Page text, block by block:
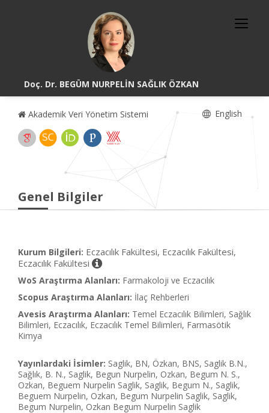
Doç. Dr. BEGÜM NURPELİN SAĞLIK ÖZKAN
Akademik Veri Yönetim Sistemi English
Genel Bilgiler
Kurum Bilgileri: Eczacılık Fakültesi, Eczacılık Fakültesi,
Eczacılık Fakültesi
WoS Araştırma Alanları: Farmakoloji ve Eczacılık
Scopus Araştırma Alanları: İlaç Rehberleri
Avesis Araştırma Alanları: Temel Eczacılık Bilimleri, Sağlık
Bilimleri, Eczacılık, Eczacılık Temel Bilimleri, Farmasötik
Kimya
Yayınlardaki İsimler: Saglik, BN, Özkan, BNS, Saglik B.N.,
Sağlık, B. N., Saglik, Begun Nurpelin, Ozkan, Begum N. S.,
Ozkan, Beguem Nurpelin Saglik, Saglik, Begum N., Saglik,
Beguem Nurpelin, Ozkan, Begum Nurpelin Saglik, Saglik,
Begum Nurpelin, Ozkan Begum Nurpelin Saglik